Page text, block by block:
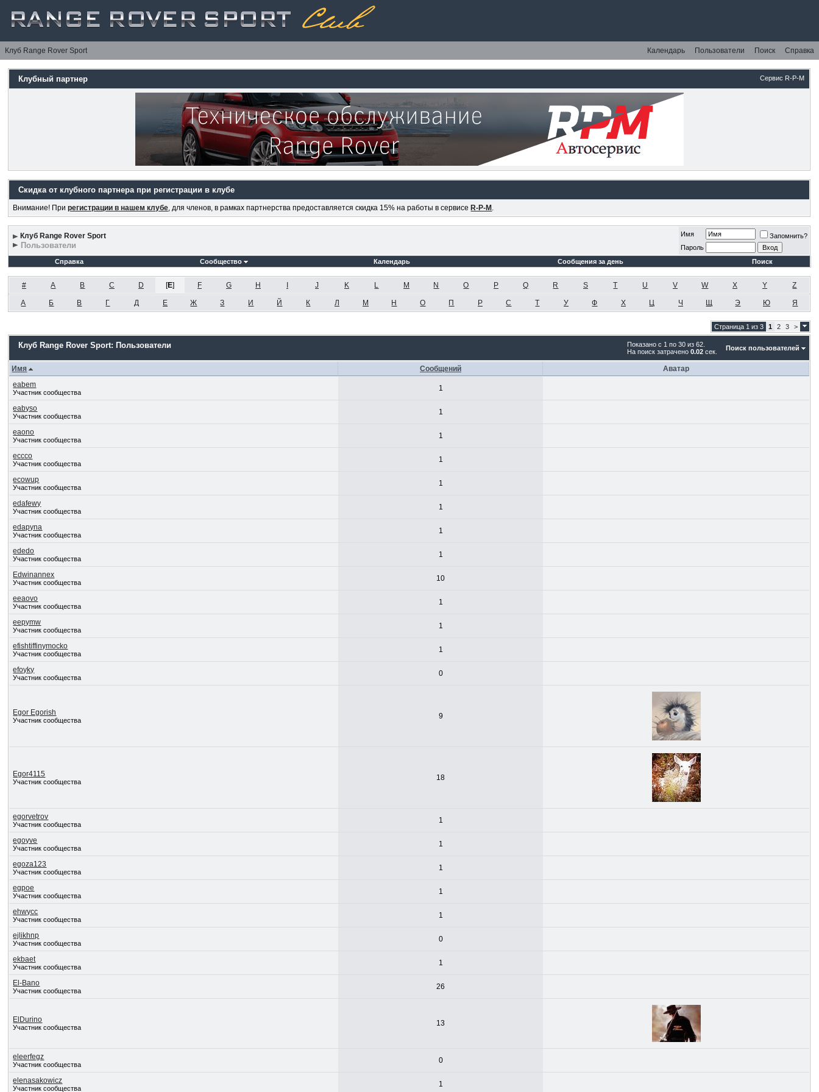
Клуб Range Rover Sport Календарь Пользователи Поиск Справка
Сервис R-P-M
Клубный партнер
Скидка от клубного партнера при регистрации в клубе
Внимание! Прирегистрации в нашем клубе, для членов, в рамках партнерства предоставляется скидка 15% на работы в сервисе R-P-M .
Клуб Range Rover Sport
Пользователи
Имя
Запомнить?
Пароль
Справка
Сообщество Календарь Сообщения за день Поиск
# A B C D [E] F G H J K L M N O P Q R S T U V W X Y Z
А Б В Г Д Е Ж З И Й К Л М Н О П Р С Т У Ф Х Ц Ч Щ Э Ю Я
Страница 1 из 3 1 2 3 >
Показано с 1 по 30 из 62.
На поиск затрачено0.02 сек.
Клуб Range Rover Sport: Пользователи Поиск пользователей
Имя Сообщений
Аватар
eabem
Участник сообщества 1
eabyso
Участник сообщества 1
eaono
Участник сообщества 1
eccco
Участник сообщества 1
ecowup
Участник сообщества 1
edafewy
Участник сообщества 1
edapyna
Участник сообщества 1
ededo
Участник сообщества 1
Edwinannex
Участник сообщества 10
eeaovo
Участник сообщества 1
eepymw
Участник сообщества 1
efishtiffinymocko
Участник сообщества 1
efoyky
Участник сообщества 0
Egor Egorish
Участник сообщества 9
Egor4115
Участник сообщества 18
egorvetrov
Участник сообщества 1
egoyve
Участник сообщества 1
egoza123
Участник сообщества 1
egpoe
Участник сообщества 1
ehwycc
Участник сообщества 1
ejlikhnp
Участник сообщества 0
ekbaet
Участник сообщества 1
El-Bano
Участник сообщества 26
ElDurino
Участник сообщества 13
eleerfegz
Участник сообщества 0
elenasakowicz
Участник сообщества 1